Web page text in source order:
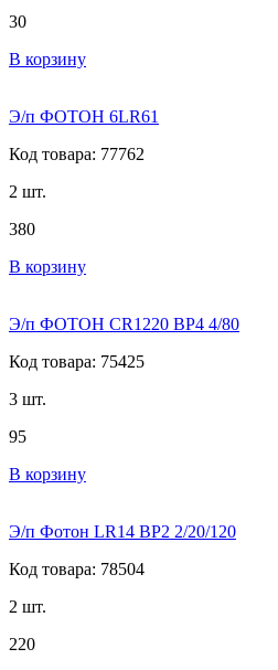
30
В корзину
Э/п ФОТОН 6LR61
Код товара: 77762
2 шт.
380
В корзину
Э/п ФОТОН CR1220 BP4 4/80
Код товара: 75425
3 шт.
95
В корзину
Э/п Фотон LR14 BP2 2/20/120
Код товара: 78504
2 шт.
220